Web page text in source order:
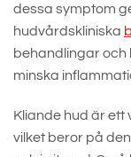
dessa symptom
hudvårdskliniska
behandlingar och
minska
Kliande hud är
vilket beror på